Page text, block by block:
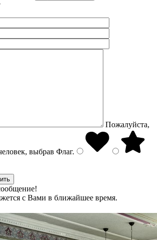
Пожалуйста,
выбрав Флаг.
с Вами в ближайшее время.